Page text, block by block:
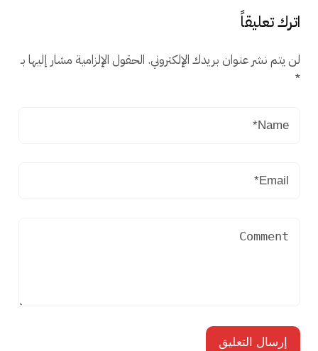
اترك تعليقاً
لن يتم نشر عنوان بريدك الإلكتروني. الحقول الإلزامية مشار إليها بـ
*